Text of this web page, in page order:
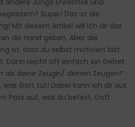
andere Junge Erwachse und
Super! Das ist die
Mit diesem Artikel will ich dir das
die Hand geben. Aber die
ist, dass du selbst motiviert bist
Dann reicht oft einfach ein Gebet:
als deine Zeugin/ deinen Zeugen!“
was Gott tut! Dabei kann ich dir aus
Pass auf, was du betest, Gott